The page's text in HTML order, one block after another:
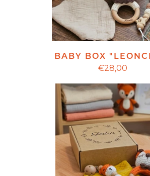
BABY BOX
€28,00